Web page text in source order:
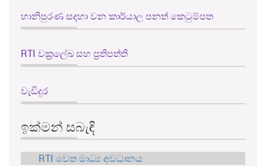
හානිපුරණ සදහා වන කාර්යාල පනත් කෙටුම්පත
RTI චක්‍රලේඛ සහ ප්‍රතිපත්ති
වැඩිදුර
ඉක්මන් සබැඳි
RTI වෙත මාධ්‍ය අවධානය